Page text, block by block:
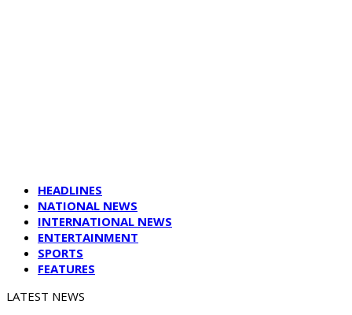
HEADLINES
NATIONAL NEWS
INTERNATIONAL NEWS
ENTERTAINMENT
SPORTS
FEATURES
LATEST NEWS